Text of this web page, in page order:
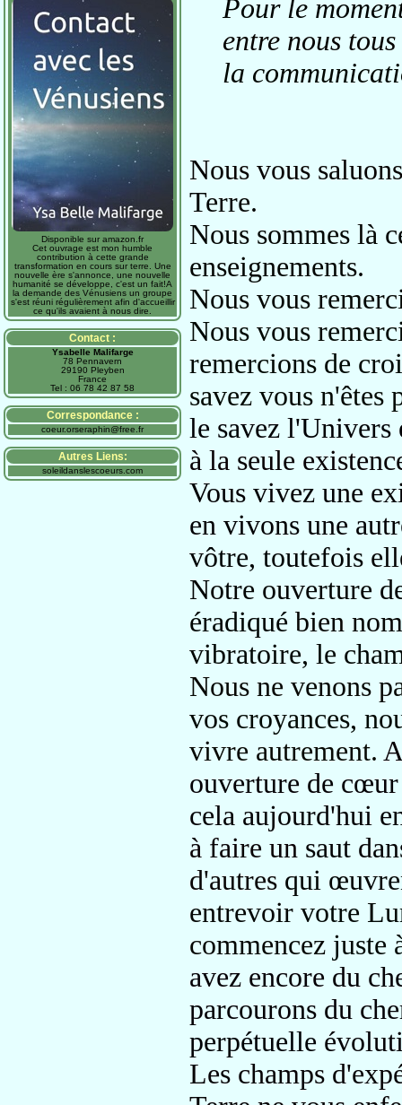
Disponible sur amazon.fr
Cet ouvrage est mon humble
contribution à cette grande
transformation en cours sur terre. Une
nouvelle ère s'annonce, une nouvelle
humanité se développe, c'est un fait!A
la demande des Vénusiens un groupe
s'est réuni régulièrement afin d'accueillir
ce qu'ils avaient à nous dire.
Contact :
Ysabelle Malifarge
78 Pennavern
29190 Pleyben
France
Tel : 06 78 42 87 58
Correspondance :
coeur.orseraphin@free.fr
Autres Liens:
soleildanslescoeurs.com
Pour le
entre nous
la
Nous vous
Terre.
Nous sommes là
enseignements.
Nous vous
Nous vous
remercions de
savez vous n'êtes
le savez
à la seule
Vous vivez une
en vivons une
vôtre, toutefois
Notre ouverture
éradiqué bien
vibratoire, le
Nous ne venons
vos croyances,
vivre autrement.
ouverture de
cela aujourd'hui
à faire un saut
d'autres qui
entrevoir votre
commencez juste
avez encore du
parcourons du
perpétuelle
Les champs